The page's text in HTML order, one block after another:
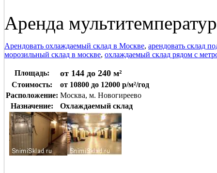
Аренда
Арендовать охлаждаемый склад в Москве, арендовать склад
морозильный склад в москве, охлаждаемый склад рядом с
Площадь: от 144 до 240 м²
Стоимость:
от 10800 до 12000 р/м²/год
Расположение: Москва, м. Новогиреево
Назначение:
Охлаждаемый склад